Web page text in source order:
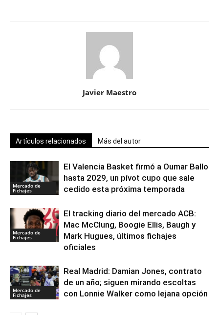
Javier Maestro
Artículos relacionados Más del autor
Mercado de
Fichajes
El Valencia Basket firmó a Oumar Ballo
hasta 2029, un pívot cupo que sale
cedido esta próxima temporada
Mercado de
Fichajes
El tracking diario del mercado ACB:
Mac McClung, Boogie Ellis, Baugh y
Mark Hugues, últimos fichajes
oficiales
Mercado de
Fichajes
Real Madrid: Damian Jones, contrato
de un año; siguen mirando escoltas
con Lonnie Walker como lejana opción